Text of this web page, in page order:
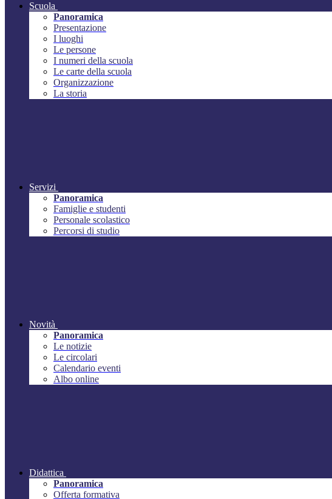
Scuola
Panoramica
Presentazione
I luoghi
Le persone
I numeri della scuola
Le carte della scuola
Organizzazione
La storia
Servizi
Panoramica
Famiglie e studenti
Personale scolastico
Percorsi di studio
Novità
Panoramica
Le notizie
Le circolari
Calendario eventi
Albo online
Didattica
Panoramica
Offerta formativa